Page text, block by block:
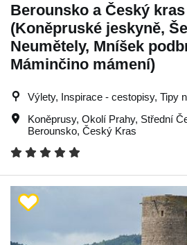
Berounsko a Český kras
(Koněpruské jeskyně,
Neumětely, Mníšek
Máminčino mámení)
Výlety, Inspirace - cestopisy, Tipy
Koněprusy, Okolí Prahy, Střední
Berounsko, Český Kras